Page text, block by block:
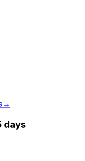
→
days